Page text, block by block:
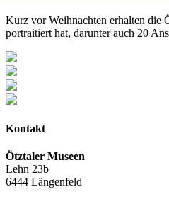
Kurz vor Weihnachten erhalten die
portraitiert hat, darunter auch 20
Kontakt
Ötztaler Museen
Lehn 23b
6444 Längenfeld